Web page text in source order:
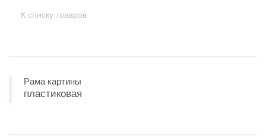
К списку товаров
Рама картины
пластиковая